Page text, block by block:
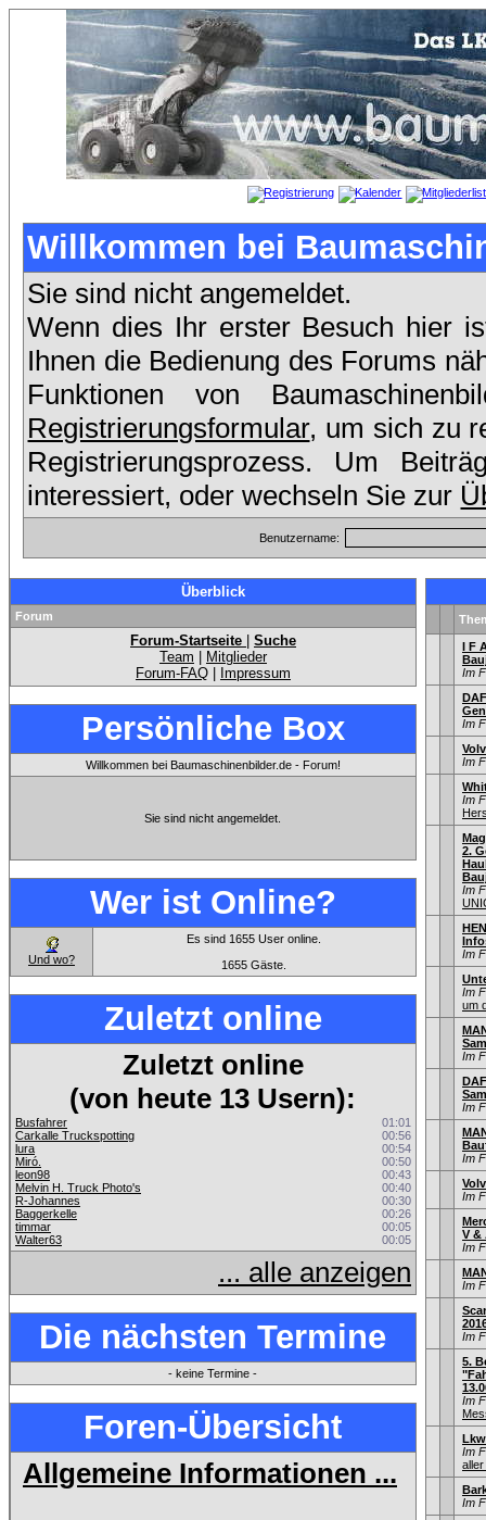
Willkommen bei
Sie sind nicht angemeldet.
Wenn dies Ihr erster Besuch hier
Ihnen die Bedienung des Forums
Funktionen von
Registrierungsformular, um sich zu
Registrierungsprozess. Um
interessiert, oder wechseln Sie zur
Benutzername:
Überblick
Forum
Forum-Startseite
Suche
Team
Mitglieder
Forum-FAQ
Impressum
Persönliche Box
Willkommen bei Baumaschinenbilder.de - Forum!
Sie sind nicht angemeldet.
Wer ist Online?
Und wo?
Es sind 1655 User online.
1655 Gäste.
Zuletzt online
Zuletzt online
(von heute 13 Usern):
Busfahrer
01:01
Carkalle Truckspotting
00:56
lura
00:54
Miró.
00:50
leon98
00:43
Melvin H. Truck Photo's
00:40
R-Johannes
00:30
Baggerkelle
00:26
timmar
00:05
Walter63
00:05
... alle anzeigen
Die nächsten Termine
- keine Termine -
Foren-Übersicht
Allgemeine Informationen ...
I F
Im
Im
Im
Im
2.
Im
Im
Im
um
Im
Im
Im
Im
V &
Im
Im
Im
5.
Im
Im
aller
Im